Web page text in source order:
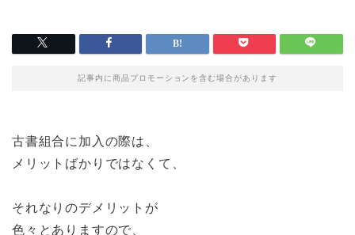
記事内に商品プロモーションを含む場合があります
古書組合に加入の際は、
メリットばかりではなくて、
それなりのデメリットが
色々とありますので、